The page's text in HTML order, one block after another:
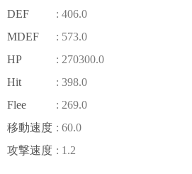
DEF
: 406.0
MDEF
: 573.0
HP
: 270300.0
Hit
: 398.0
Flee
: 269.0
移動速度 : 60.0
攻撃速度 : 1.2